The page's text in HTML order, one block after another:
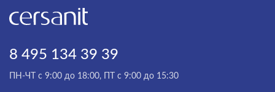
8 495 134 39 39
ПН-ЧТ с 9:00 до 18:00, ПТ с 9:00 до 15:30